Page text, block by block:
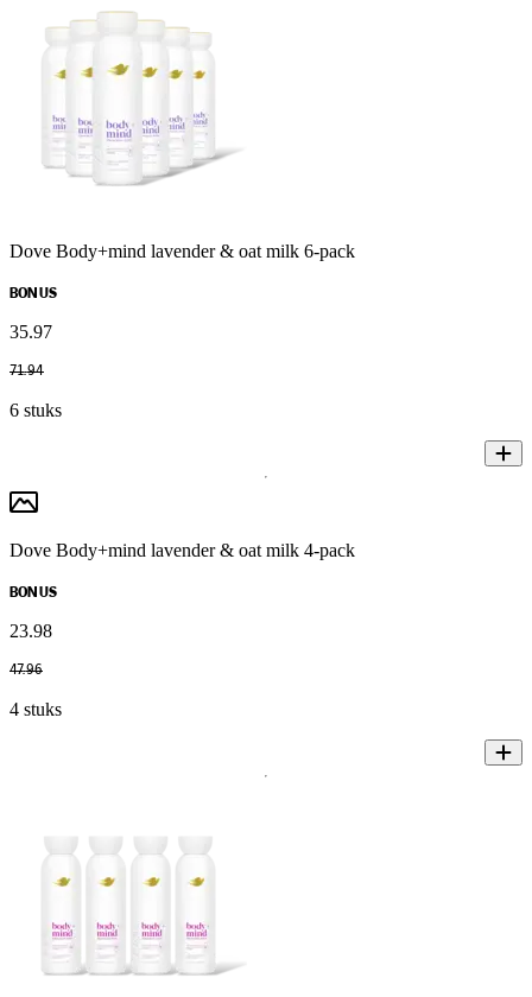
Dove Body+mind lavender & oat milk 6-pack
BONUS
35.97
71.94
6 stuks
Dove Body+mind lavender & oat milk 4-pack
BONUS
23.98
47.96
4 stuks